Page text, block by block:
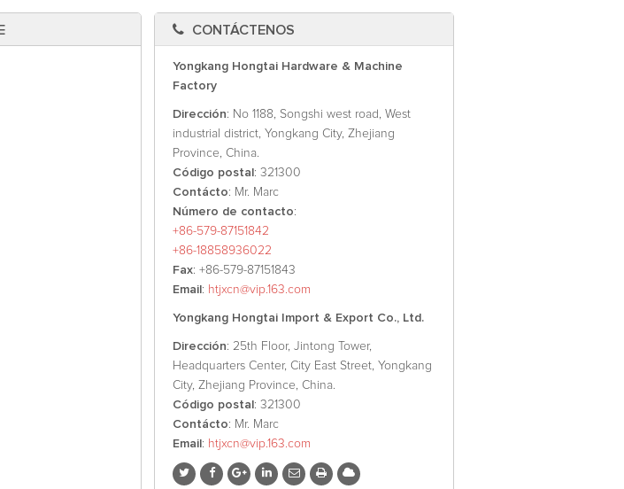
CONTÁCTENOS
Yongkang Hongtai Hardware & Machine
Factory
Dirección: No 1188, Songshi west road, West
industrial district, Yongkang City, Zhejiang
Province, China.
Código postal : 321300
Contácto: Mr. Marc
Número de contacto:
+86-579-87151842
+86-18858936022
Fax: +86-579-87151843
Email : htjxcn@vip.163.com
Yongkang Hongtai Import & Export Co., Ltd.
Dirección: 25th Floor, Jintong Tower,
Headquarters Center, City East Street, Yongkang
City, Zhejiang Province, China.
Código postal : 321300
Contácto: Mr. Marc
Email : htjxcn@vip.163.com